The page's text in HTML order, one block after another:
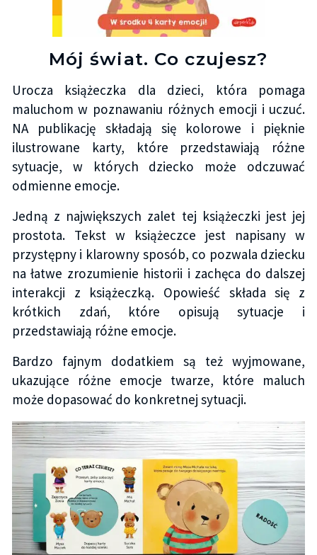
Mój świat. Co czujesz?
Urocza książeczka dla dzieci, która pomaga
maluchom w poznawaniu różnych emocji i uczuć.
NA publikację składają się kolorowe i pięknie
ilustrowane karty, które przedstawiają różne
sytuacje, w których dziecko może odczuwać
odmienne emocje.
Jedną z największych zalet tej książeczki jest jej
prostota. Tekst w książeczce jest napisany w
przystępny i klarowny sposób, co pozwala dziecku
na łatwe zrozumienie historii i zachęca do dalszej
interakcji z książeczką. Opowieść składa się z
krótkich zdań, które opisują sytuacje i
przedstawiają różne emocje.
Bardzo fajnym dodatkiem są też wyjmowane,
ukazujące różne emocje twarze, które maluch
może dopasować do konkretnej sytuacji.